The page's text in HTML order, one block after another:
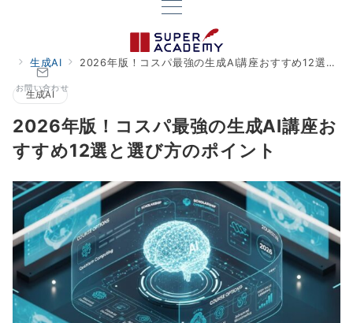
お問い合わせ
生成AI 2026年版！コスパ最強の生成AI講座おすすめ12選と選び方のポイント
生成AI
2026年版！コスパ最強の生成AI講座お
すすめ12選と選び方のポイント